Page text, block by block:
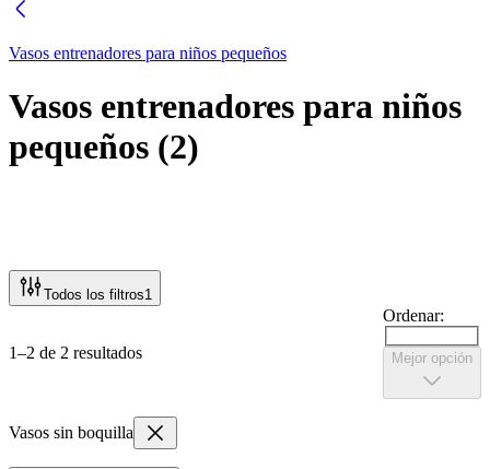
Vasos entrenadores para niños pequeños
Vasos entrenadores para niños
pequeños (2)
Todos los filtros1
1–2 de 2 resultados
Ordenar:
Mejor opción
Vasos sin boquilla